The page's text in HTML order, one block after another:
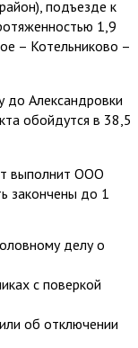
подъезде к
1,9
– Котельниково –
до Александровки
обойдутся в 38,5
выполнит ООО
закончены до 1
делу о
с поверкой
об отключении